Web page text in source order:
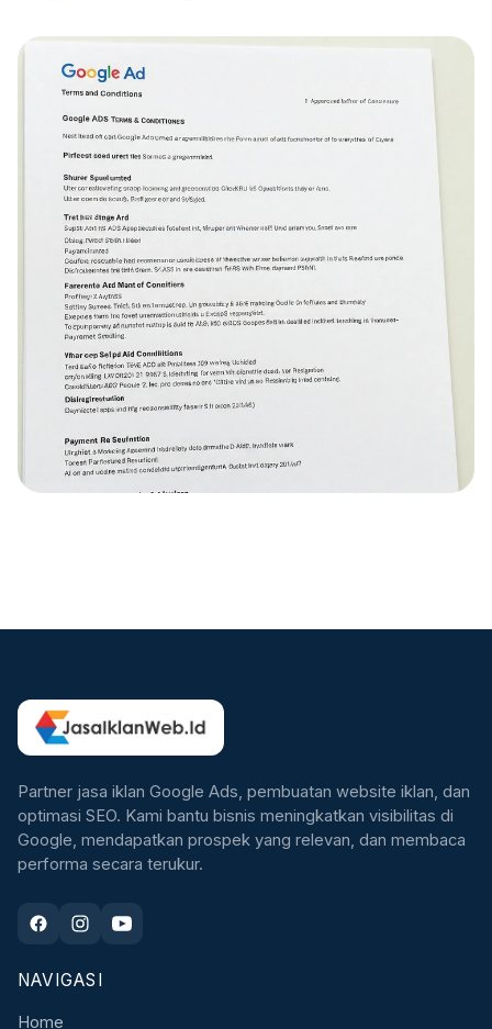
Partner jasa iklan Google Ads, pembuatan website iklan, dan
optimasi SEO. Kami bantu bisnis meningkatkan visibilitas di
Google, mendapatkan prospek yang relevan, dan membaca
performa secara terukur.
NAVIGASI
Home